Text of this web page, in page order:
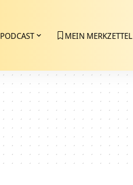
PODCAST MEIN MERKZETTEL